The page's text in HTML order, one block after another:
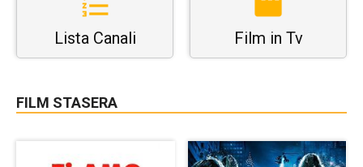
Lista Canali Film in Tv
FILM STASERA